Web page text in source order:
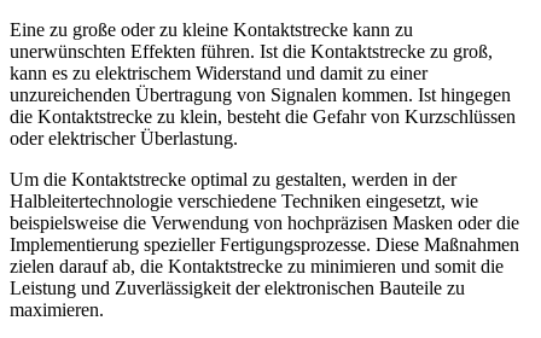
Eine zu große oder zu kleine Kontaktstrecke kann zu
unerwünschten Effekten führen. Ist die Kontaktstrecke zu groß,
kann es zu elektrischem Widerstand und damit zu einer
unzureichenden Übertragung von Signalen kommen. Ist hingegen
die Kontaktstrecke zu klein, besteht die Gefahr von Kurzschlüssen
oder elektrischer Überlastung.
Um die Kontaktstrecke optimal zu gestalten, werden in der
Halbleitertechnologie verschiedene Techniken eingesetzt, wie
beispielsweise die Verwendung von hochpräzisen Masken oder die
Implementierung spezieller Fertigungsprozesse. Diese Maßnahmen
zielen darauf ab, die Kontaktstrecke zu minimieren und somit die
Leistung und Zuverlässigkeit der elektronischen Bauteile zu
maximieren.